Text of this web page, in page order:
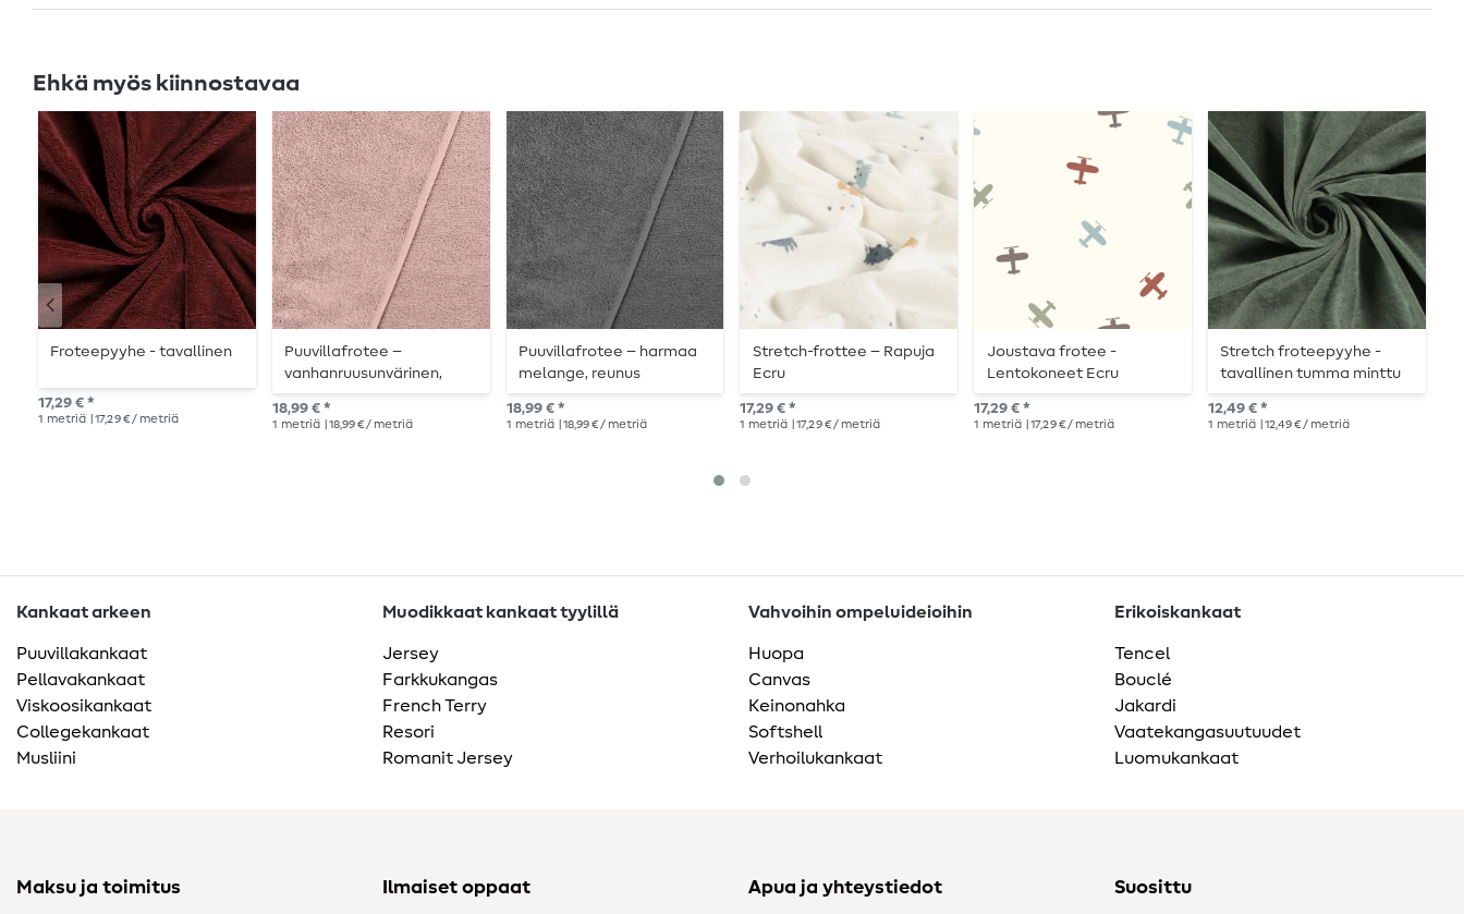
Ehkä myös kiinnostavaa
Froteepyyhe - tavallinen
17,29 € *
1 metriä | 17,29 € / metriä
Puuvillafrotee –
vanhanruusunvärinen,
reunus
18,99 € *
1 metriä | 18,99 € / metriä
Puuvillafrotee – harmaa
melange, reunus
18,99 € *
1 metriä | 18,99 € / metriä
Stretch-frottee – Rapuja
Ecru
17,29 € *
1 metriä | 17,29 € / metriä
Joustava frotee -
Lentokoneet Ecru
17,29 € *
1 metriä | 17,29 € / metriä
Stretch froteepyyhe -
tavallinen tumma minttu
12,49 € *
1 metriä | 12,49 € / metriä
Kankaat arkeen
Puuvillakankaat
Pellavakankaat
Viskoosikankaat
Collegekankaat
Musliini
Muodikkaat kankaat tyylillä
Jersey
Farkkukangas
French Terry
Resori
Romanit Jersey
Vahvoihin ompeluideioihin
Huopa
Canvas
Keinonahka
Softshell
Verhoilukankaat
Erikoiskankaat
Tencel
Bouclé
Jakardi
Vaatekangasuutuudet
Luomukankaat
Maksu ja toimitus Ilmaiset oppaat Apua ja yhteystiedot Suosittu